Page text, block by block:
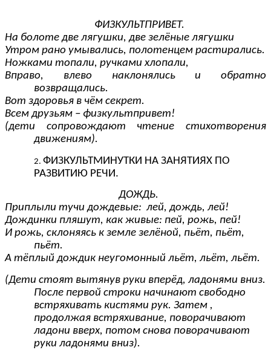
ФИЗКУЛЬТПРИВЕТ.
На болоте две лягушки, две зелёные лягушки
Утром рано умывались, полотенцем растирались.
Ножками топали, ручками хлопали,
Вправо, влево наклонялись и обратно
возвращались.
Вот здоровья в чём секрет.
Всем друзьям – физкультпривет!
(дети сопровождают чтение стихотворения
движениям).
ФИЗКУЛЬТМИНУТКИ НА ЗАНЯТИЯХ ПО
РАЗВИТИЮ РЕЧИ.
ДОЖДЬ.
Приплыли тучи дождевые: лей, дождь, лей!
Дождинки пляшут, как живые: пей, рожь, пей!
И рожь, склоняясь к земле зелёной, пьёт, пьёт,
пьёт.
А тёплый дождик неугомонный льёт, льёт, льёт.
(Дети стоят вытянув руки вперёд, ладонями вниз.
После первой строки начинают свободно
встряхивать кистями рук. Затем ,
продолжая встряхивание, поворачивают
ладони вверх, потом снова поворачивают
руки ладонями вниз).